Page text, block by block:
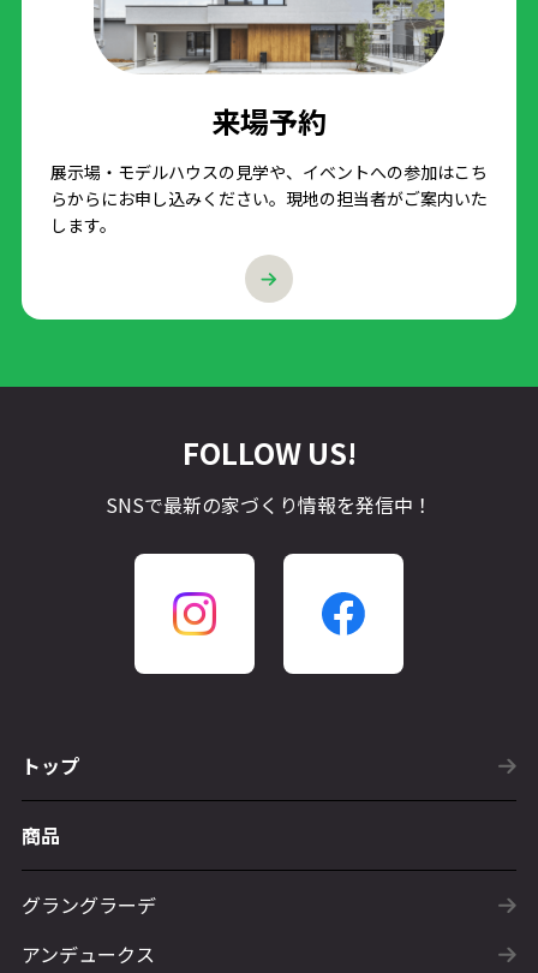
来場予約
展示場・モデルハウスの見学や、イベントへの参加はこち
らからにお申し込みください。現地の担当者がご案内いた
します。
FOLLOW US!
SNSで最新の家づくり情報を発信中！
トップ
商品
グラングラーデ
アンデュークス